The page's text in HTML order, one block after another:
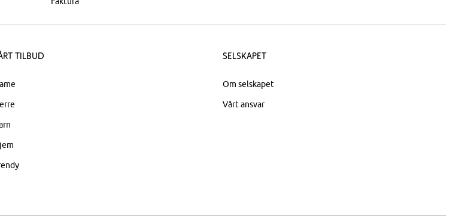
tilbud Selskapet
Om selskapet
Vårt ansvar